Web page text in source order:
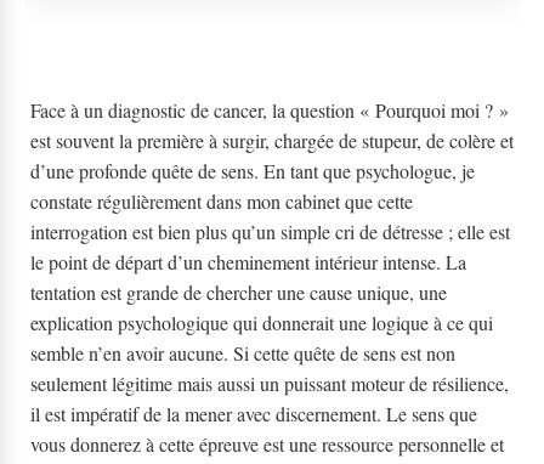
Face à un diagnostic de cancer, la question « Pourquoi moi ? »
est souvent la première à surgir, chargée de stupeur, de colère et
d’une profonde quête de sens. En tant que psychologue, je
constate régulièrement dans mon cabinet que cette
interrogation est bien plus qu’un simple cri de détresse ; elle est
le point de départ d’un cheminement intérieur intense. La
tentation est grande de chercher une cause unique, une
explication psychologique qui donnerait une logique à ce qui
semble n’en avoir aucune. Si cette quête de sens est non
seulement légitime mais aussi un puissant moteur de résilience,
il est impératif de la mener avec discernement. Le sens que
vous donnerez à cette épreuve est une ressource personnelle et